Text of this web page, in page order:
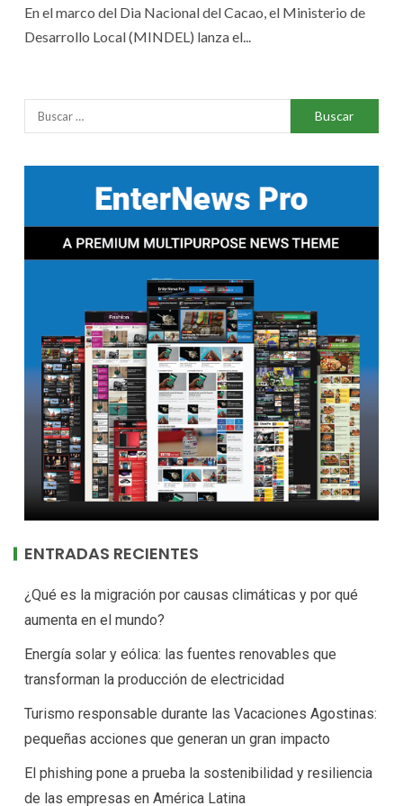
En el marco del Dia Nacional del Cacao, el Ministerio de
Desarrollo Local (MINDEL) lanza el...
ENTRADAS RECIENTES
¿Qué es la migración por causas climáticas y por qué
aumenta en el mundo?
Energía solar y eólica: las fuentes renovables que
transforman la producción de electricidad
Turismo responsable durante las Vacaciones Agostinas:
pequeñas acciones que generan un gran impacto
El phishing pone a prueba la sostenibilidad y resiliencia
de las empresas en América Latina